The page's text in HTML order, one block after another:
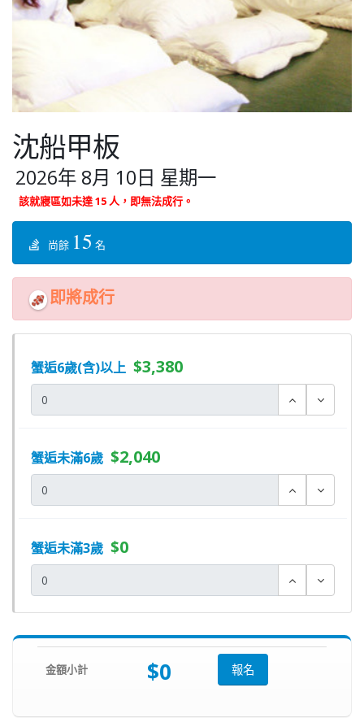
沈船甲板
2026年 8月 10日 星期一
該就寢區如未達 15 人，即無法成行。
尚餘 15 名
即將成行
蟹逅6歲(含)以上 $3,380
蟹逅未滿6歲 $2,040
蟹逅未滿3歲 $0
金額小計 $0 報名